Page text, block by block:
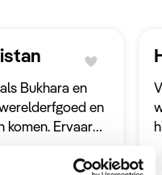
Bukhara en
en
komen. Ervaar
architectuur.